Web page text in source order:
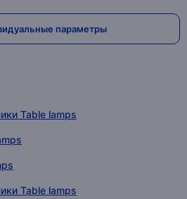
параметры
Table lamps
Table lamps